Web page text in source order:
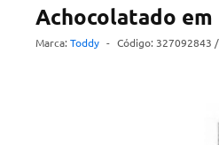
Achocolatado em
Marca: Toddy - Código: 327092843